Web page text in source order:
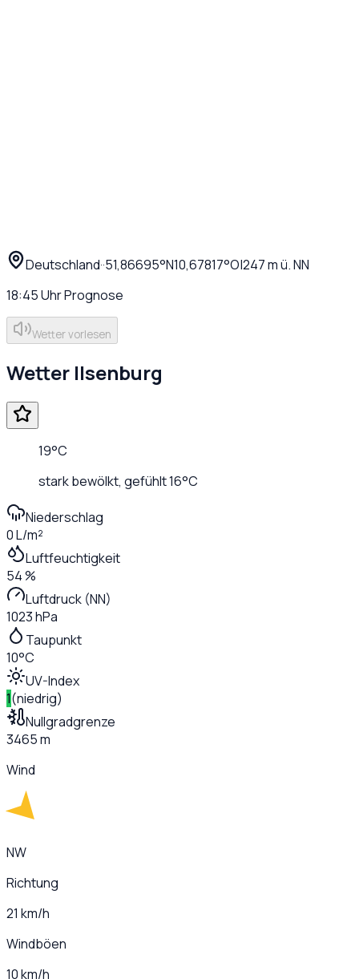
Deutschland··51,86695°N10,67817°O|247m ü. NN
18:45UhrPrognose
Wetter vorlesen
Wetter Ilsenburg
19°C
stark bewölkt, gefühlt16°C
Niederschlag
0 L/m²
Luftfeuchtigkeit
54 %
Luftdruck (NN)
1023 hPa
Taupunkt
10°C
UV-Index
1(niedrig)
Nullgradgrenze
3465 m
Wind
NW
Richtung
21 km/h
Windböen
10 km/h